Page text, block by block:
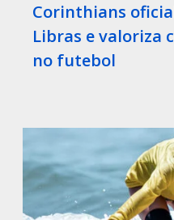
Corinthians
Libras e valoriza
no futebol